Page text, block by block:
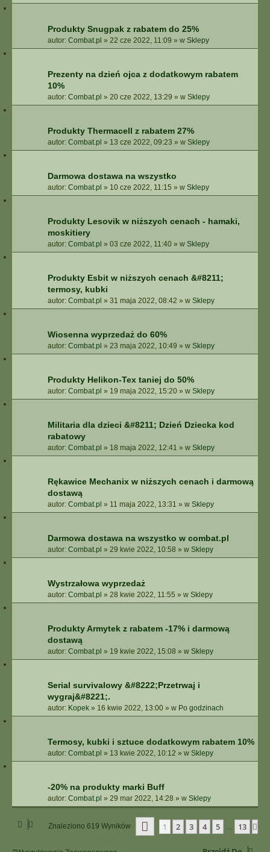
Produkty Snugpak z rabatem do 25%
autor: Combat.pl » 22 cze 2022, 11:09 » w Sklepy
Prezenty na dzień ojca z dodatkowym rabatem
10%
autor: Combat.pl » 20 cze 2022, 13:29 » w Sklepy
Produkty Thermacell z rabatem 27%
autor: Combat.pl » 13 cze 2022, 09:23 » w Sklepy
Darmowa dostawa na wszystko
autor: Combat.pl » 10 cze 2022, 11:15 » w Sklepy
Produkty Lesovik w niższych cenach - hamaki,
moskitiery
autor: Combat.pl » 03 cze 2022, 11:40 » w Sklepy
Produkty Esbit w niższych cenach &#8211;
termosy, kubki
autor: Combat.pl » 31 maja 2022, 08:42 » w Sklepy
Wiosenna wyprzedaż do 60%
autor: Combat.pl » 23 maja 2022, 10:49 » w Sklepy
Produkty Helikon-Tex taniej do 50%
autor: Combat.pl » 19 maja 2022, 15:20 » w Sklepy
Militaria dla dzieci &#8211; Dzień Dziecka kod
rabatowy
autor: Combat.pl » 18 maja 2022, 12:41 » w Sklepy
Rękawice Mechanix w niższych cenach i darmową
dostawą
autor: Combat.pl » 11 maja 2022, 13:31 » w Sklepy
Darmowa dostawa na wszystko w combat.pl
autor: Combat.pl » 29 kwie 2022, 10:58 » w Sklepy
Wystrzałowa wyprzedaż
autor: Combat.pl » 28 kwie 2022, 11:55 » w Sklepy
Produkty Armytek z rabatem -17% i darmową
dostawą
autor: Combat.pl » 19 kwie 2022, 15:08 » w Sklepy
Serial survivalowy &#8222;Przetrwaj i
wygraj&#8221;.
autor: Kopek » 16 kwie 2022, 13:00 » w Po godzinach
Termosy, kubki i sztuce dodatkowym rabatem 10%
autor: Combat.pl » 13 kwie 2022, 10:12 » w Sklepy
-20% na produkty marki Buff
autor: Combat.pl » 29 mar 2022, 14:28 » w Sklepy
Znaleziono 619 Wyników Strona1Z13
1 2 3 4 5 13